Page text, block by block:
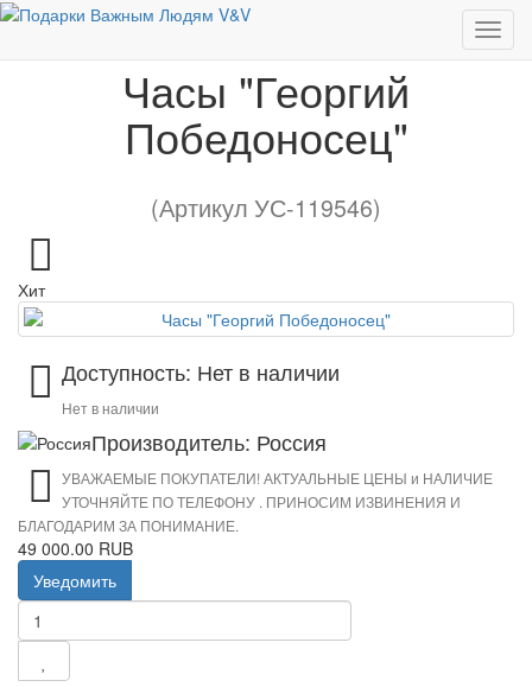
Часы "Георгий Победоносец"
Часы "Георгий
Победоносец"
(Артикул УС-119546)
Хит
Доступность: Нет в наличии
Нет в наличии
Производитель: Россия
УВАЖАЕМЫЕ ПОКУПАТЕЛИ! АКТУАЛЬНЫЕ ЦЕНЫ и НАЛИЧИЕ
УТОЧНЯЙТЕ ПО ТЕЛЕФОНУ . ПРИНОСИМ ИЗВИНЕНИЯ И
БЛАГОДАРИМ ЗА ПОНИМАНИЕ.
49 000.00 RUB
Уведомить